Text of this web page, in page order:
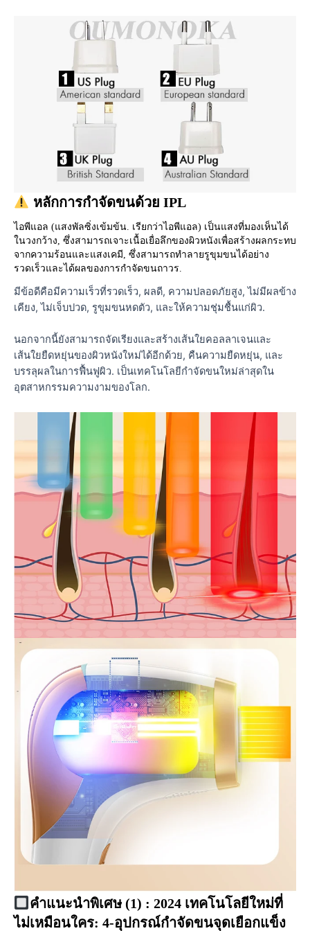
หลักการกำจัดขนด้วย IPL
ไอพีแอล (แสงพัลซิ่งเข้มข้น. เรียกว่าไอพีแอล) เป็นแสงที่มองเห็นได้
ในวงกว้าง, ซึ่งสามารถเจาะเนื้อเยื่อลึกของผิวหนังเพื่อสร้างผลกระทบ
จากความร้อนและแสงเคมี, ซึ่งสามารถทำลายรูขุมขนได้อย่าง
รวดเร็วและได้ผลของการกำจัดขนถาวร.
มีข้อดีคือมีความเร็วที่รวดเร็ว, ผลดี, ความปลอดภัยสูง, ไม่มีผลข้าง
เคียง, ไม่เจ็บปวด, รูขุมขนหดตัว, และให้ความชุ่มชื้นแก่ผิว.
นอกจากนี้ยังสามารถจัดเรียงและสร้างเส้นใยคอลลาเจนและ
เส้นใยยืดหยุ่นของผิวหนังใหม่ได้อีกด้วย, คืนความยืดหยุ่น, และ
บรรลุผลในการฟื้นฟูผิว. เป็นเทคโนโลยีกำจัดขนใหม่ล่าสุดใน
อุตสาหกรรมความงามของโลก.
คำแนะนำพิเศษ (1) : 2024 เทคโนโลยีใหม่ที่
ไม่เหมือนใคร: 4-อุปกรณ์กำจัดขนจุดเยือกแข็ง